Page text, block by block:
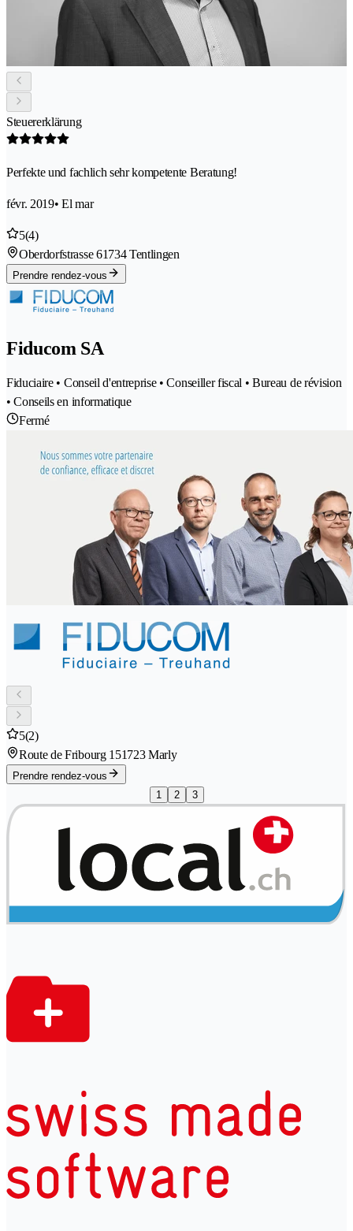
Steuererklärung
Perfekte und fachlich sehr kompetente Beratung!
févr. 2019• El mar
5(4)
Oberdorfstrasse 61734 Tentlingen
Prendre rendez-vous
Fiducom SA
Fiduciaire • Conseil d'entreprise • Conseiller fiscal • Bureau de révision
• Conseils en informatique
Fermé
5(2)
Route de Fribourg 151723 Marly
Prendre rendez-vous
1
2 3